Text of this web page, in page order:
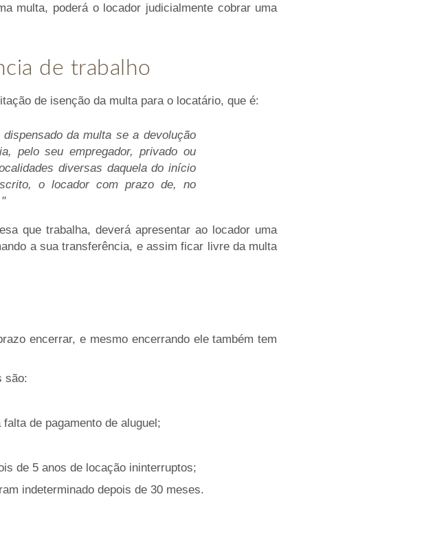
multa, poderá o locador judicialmente cobrar uma
de trabalho
de isenção da multa para o locatário, que é:
da multa se a devolução
pelo seu empregador, privado ou
diversas daquela do início
o locador com prazo de, no
que trabalha, deverá apresentar ao locador uma
a sua transferência, e assim ficar livre da multa
encerrar, e mesmo encerrando ele também tem
são:
de pagamento de aluguel;
de 5 anos de locação ininterruptos;
indeterminado depois de 30 meses.